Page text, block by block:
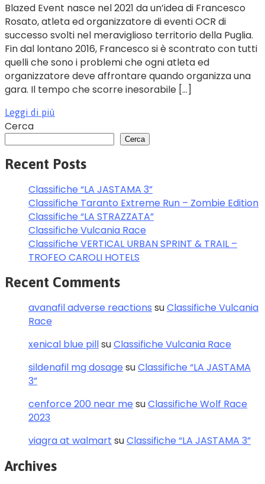
Blazed Event nasce nel 2021 da un’idea di Francesco
Rosato, atleta ed organizzatore di eventi OCR di
successo svolti nel meraviglioso territorio della Puglia.
Fin dal lontano 2016, Francesco si è scontrato con tutti
quelli che sono i problemi che ogni atleta ed
organizzatore deve affrontare quando organizza una
gara. Il tempo che scorre inesorabile […]
Leggi di più
Cerca
Cerca
Recent Posts
Classifiche “LA JASTAMA 3”
Classifiche Taranto Extreme Run – Zombie Edition
Classifiche “LA STRAZZATA”
Classifiche Vulcania Race
Classifiche VERTICAL URBAN SPRINT & TRAIL –
TROFEO CAROLI HOTELS
Recent Comments
avanafil adverse reactions suClassifiche Vulcania
Race
xenical blue pillsuClassifiche Vulcania Race
sildenafil mg dosagesuClassifiche “LA JASTAMA
3”
cenforce 200 near mesuClassifiche Wolf Race
2023
viagra at walmart suClassifiche “LA JASTAMA 3”
Archives